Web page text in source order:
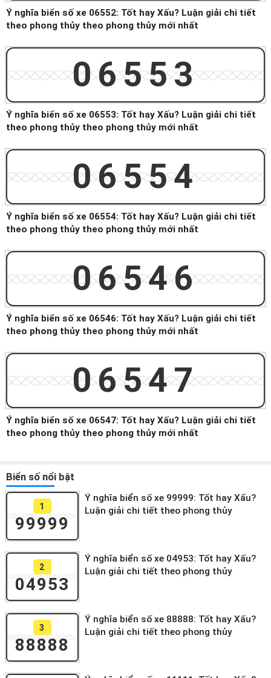
Ý nghĩa biển số xe 06552: Tốt hay Xấu? Luận giải chi tiết
theo phong thủy theo phong thủy mới nhất
06553
Ý nghĩa biển số xe 06553: Tốt hay Xấu? Luận giải chi tiết
theo phong thủy theo phong thủy mới nhất
06554
Ý nghĩa biển số xe 06554: Tốt hay Xấu? Luận giải chi tiết
theo phong thủy theo phong thủy mới nhất
06546
Ý nghĩa biển số xe 06546: Tốt hay Xấu? Luận giải chi tiết
theo phong thủy theo phong thủy mới nhất
06547
Ý nghĩa biển số xe 06547: Tốt hay Xấu? Luận giải chi tiết
theo phong thủy theo phong thủy mới nhất
Biển số nổi bật
1
99999
Ý nghĩa biển số xe 99999: Tốt hay Xấu?
Luận giải chi tiết theo phong thủy
2
04953
Ý nghĩa biển số xe 04953: Tốt hay Xấu?
Luận giải chi tiết theo phong thủy
3
88888
Ý nghĩa biển số xe 88888: Tốt hay Xấu?
Luận giải chi tiết theo phong thủy